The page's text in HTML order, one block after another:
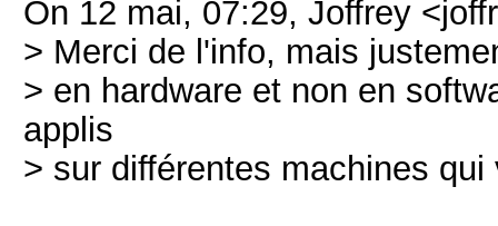
On 12 mai, 07:29, Joffrey
> Merci de l'info, mais
> en hardware et non en
applis
> sur différentes machines